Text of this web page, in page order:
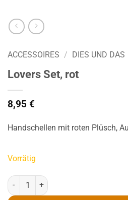
ACCESSOIRES / DIES UND DAS
Lovers Set, rot
8,95 €
Handschellen mit roten Plüsch,
Vorrätig
Lovers Set, rot Menge